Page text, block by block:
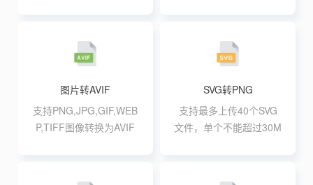
图片转AVIF
支持PNG,JPG,GIF,WEB
P,TIFF图像转换为AVIF
SVG转PNG
支持最多上传40个SVG
文件，单个不能超过30M